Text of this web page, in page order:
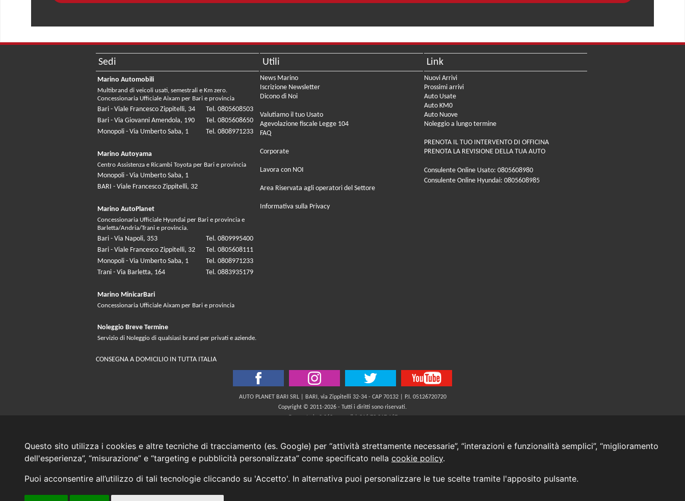
Questo sito utilizza i cookies e altre tecniche di tracciamento (es. Google) per “attività strettamente necessarie”, “interazioni e funzionalità semplici”, “miglioramento
dell'esperienza”, “misurazione” e “targeting e pubblicità personalizzata” come specificato nella cookie policy.
Puoi acconsentire all’utilizzo di tali tecnologie cliccando su 'Accetto'. In alternativa puoi personalizzare le tue scelte tramite l'apposito pulsante.
Sedi
Marino Automobili
Multibrand di veicoli usati, semestrali e Km zero.
Concessionaria Ufficiale Aixam per Bari e provincia
Bari - Viale Francesco Zippitelli, 34
Tel. 0805608503
Bari - Via Giovanni Amendola, 190
Tel. 0805608650
Monopoli - Via Umberto Saba, 1
Tel. 0808971233
Marino Autoyama
Centro Assistenza e Ricambi Toyota per Bari e provincia
Monopoli - Via Umberto Saba, 1
BARI - Viale Francesco Zippitelli, 32
Marino AutoPlanet
Concessionaria Ufficiale Hyundai per Bari e provincia e
Barletta/Andria/Trani e provincia.
Bari - Via Napoli, 353
Tel. 0809995400
Bari - Viale Francesco Zippitelli, 32
Tel. 0805608111
Monopoli - Via Umberto Saba, 1
Tel. 0808971233
Trani - Via Barletta, 164
Tel. 0883935179
Marino MinicarBari
Concessionaria Ufficiale Aixam per Bari e provincia
Noleggio Breve Termine
Servizio di Noleggio di qualsiasi brand per privati e aziende.
CONSEGNA A DOMICILIO IN TUTTA ITALIA
Utili
News Marino
Iscrizione Newsletter
Dicono di Noi
Valutiamo il tuo Usato
Agevolazione fiscale Legge 104
FAQ
Corporate
Lavora con NOI
Area Riservata agli operatori del Settore
Informativa sulla Privacy
Link
Nuovi Arrivi
Prossimi arrivi
Auto Usate
Auto KM0
Auto Nuove
Noleggio a lungo termine
PRENOTA IL TUO INTERVENTO DI OFFICINA
PRENOTA LA REVISIONE DELLA TUA AUTO
Consulente Online Usato: 0805608980
Consulente Online Hyundai: 0805608985
AUTO PLANET BARI SRL | BARI, via Zippitelli 32-34 - CAP 70132 | P.I. 05126720720
Copyright © 2011-2026 - Tutti i diritti sono riservati.
Generata in 0,062 secondi | 216.73.217.167
Aggiorna le tue preferenze di consenso alle tecnologie di tracciamento.